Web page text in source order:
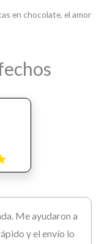
en chocolate, el amor
Me ayudaron a
y el envío lo